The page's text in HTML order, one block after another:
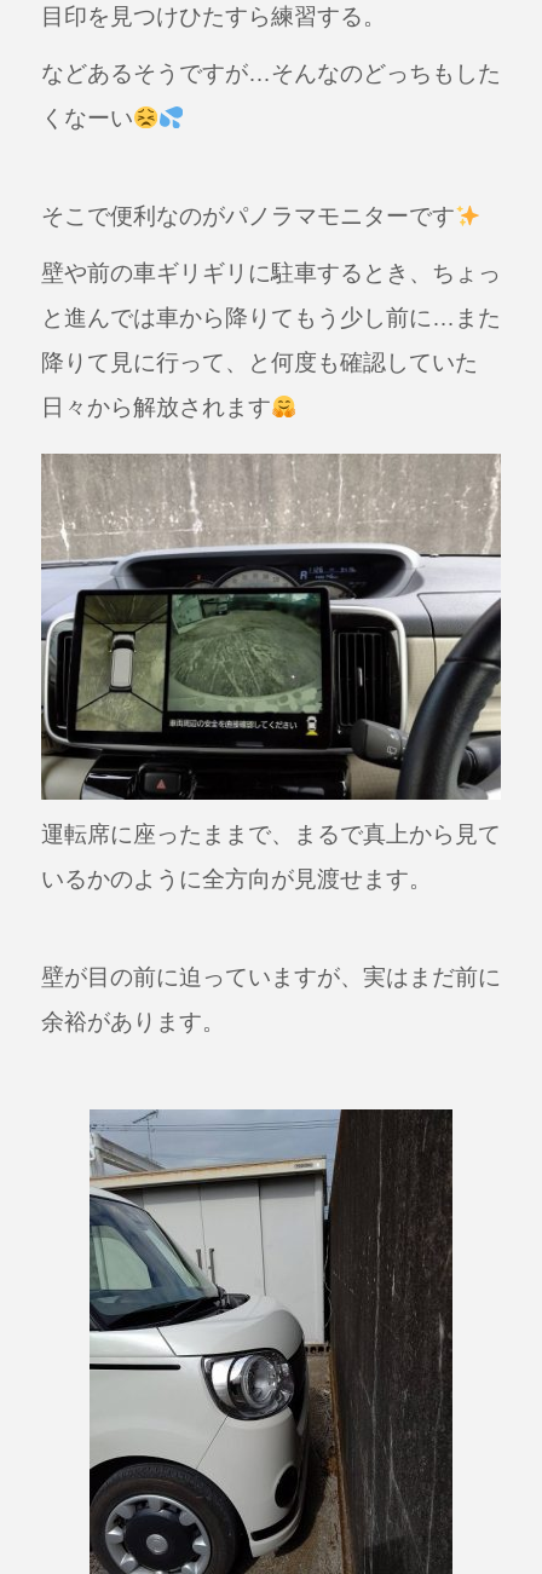
目印を見つけひたすら練習する。
などあるそうですが…そんなのどっちもした
くなーい
そこで便利なのがパノラマモニターです
壁や前の車ギリギリに駐車するとき、ちょっ
と進んでは車から降りてもう少し前に…また
降りて見に行って、と何度も確認していた
日々から解放されます
運転席に座ったままで、まるで真上から見て
いるかのように全方向が見渡せます。
壁が目の前に迫っていますが、実はまだ前に
余裕があります。